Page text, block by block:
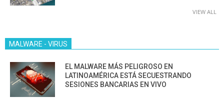
VIEW ALL
MALWARE - VIRUS
EL MALWARE MÁS PELIGROSO EN
LATINOAMÉRICA ESTÁ SECUESTRANDO
SESIONES BANCARIAS EN VIVO